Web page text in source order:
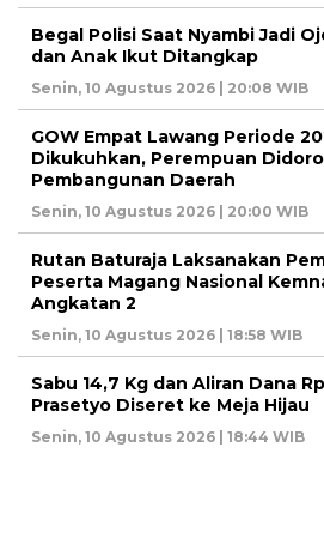
Begal Polisi Saat Nyambi Jadi
dan Anak Ikut Ditangkap
Senin, 10 Agustus 2026 | 20:08 WIB
GOW Empat Lawang Periode
Dikukuhkan, Perempuan
Pembangunan Daerah
Senin, 10 Agustus 2026 | 20:00 WIB
Rutan Baturaja Laksanakan
Peserta Magang Nasional
Angkatan 2
Senin, 10 Agustus 2026 | 18:58 WIB
Sabu 14,7 Kg dan Aliran Dana
Prasetyo Diseret ke Meja Hijau
Senin, 10 Agustus 2026 | 18:44 WIB